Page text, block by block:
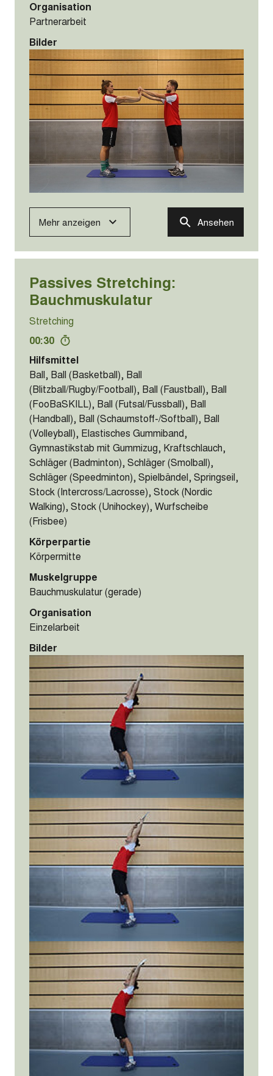
Organisation
Partnerarbeit
Bilder
Mehr anzeigen Ansehen
Passives Stretching:
Bauchmuskulatur
Stretching
00:30
Hilfsmittel
Ball, Ball (Basketball), Ball
(Blitzball/Rugby/Football), Ball (Faustball), Ball
(FooBaSKILL), Ball (Futsal/Fussball), Ball
(Handball), Ball (Schaumstoff-/Softball), Ball
(Volleyball), Elastisches Gummiband,
Gymnastikstab mit Gummizug, Kraftschlauch,
Schläger (Badminton), Schläger (Smolball),
Schläger (Speedminton), Spielbändel, Springseil,
Stock (Intercross/Lacrosse), Stock (Nordic
Walking), Stock (Unihockey), Wurfscheibe
(Frisbee)
Körperpartie
Körpermitte
Muskelgruppe
Bauchmuskulatur (gerade)
Organisation
Einzelarbeit
Bilder